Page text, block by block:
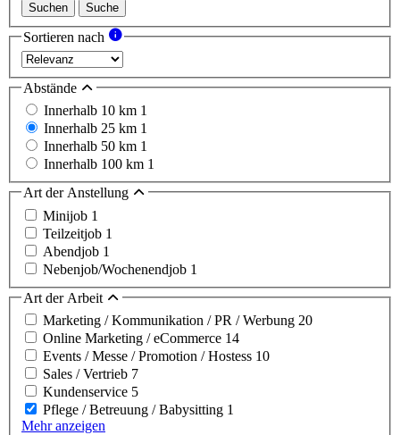
Suchen Suche
Sortieren nach
Abstände
Innerhalb 10 km 1
Innerhalb 25 km 1
Innerhalb 50 km 1
Innerhalb 100 km 1
Art der Anstellung
Minijob 1
Teilzeitjob 1
Abendjob 1
Nebenjob/Wochenendjob 1
Art der Arbeit
Marketing / Kommunikation / PR / Werbung 20
Online Marketing / eCommerce 14
Events / Messe / Promotion / Hostess 10
Sales / Vertrieb 7
Kundenservice 5
Pflege / Betreuung / Babysitting 1
Mehr anzeigen